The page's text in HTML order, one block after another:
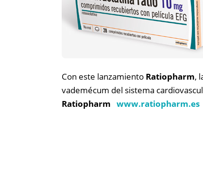
Con este lanzamiento Ratiopharm,
vademécum del sistema
Ratiopharm www.ratiopharm.es